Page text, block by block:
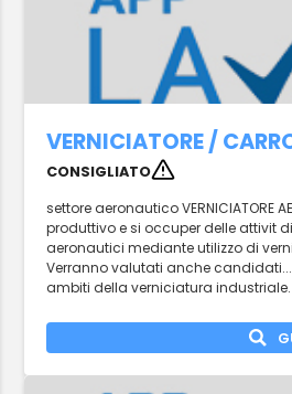
VERNICIATORE /
CONSIGLIATO
settore aeronautico VERNICIATORE
produttivo e si occuper delle attivit
aeronautici mediante utilizzo di
Verranno valutati anche
ambiti della verniciatura industriale.